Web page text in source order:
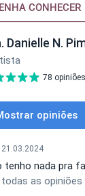
CONHECER